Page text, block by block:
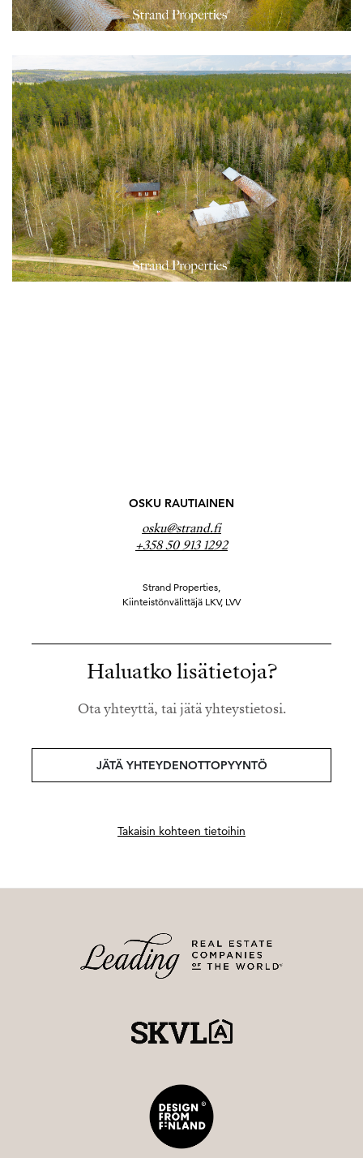
OSKU RAUTIAINEN
osku@strand.fi
+358 50 913 1292
Strand Properties,
Kiinteistönvälittäjä LKV, LVV
Haluatko lisätietoja?
Ota yhteyttä, tai jätä yhteystietosi.
JÄTÄ YHTEYDENOTTOPYYNTÖ
Takaisin kohteen tietoihin